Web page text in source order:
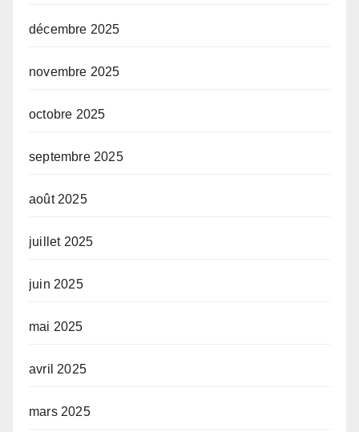
décembre 2025
novembre 2025
octobre 2025
septembre 2025
août 2025
juillet 2025
juin 2025
mai 2025
avril 2025
mars 2025